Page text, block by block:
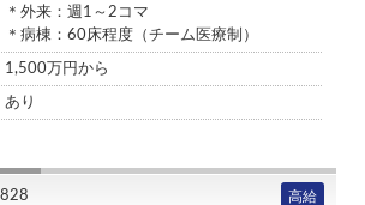
＊外来：週1～2コマ
＊病棟：60床程度（チーム医療制）
1,500万円から
あり
高給